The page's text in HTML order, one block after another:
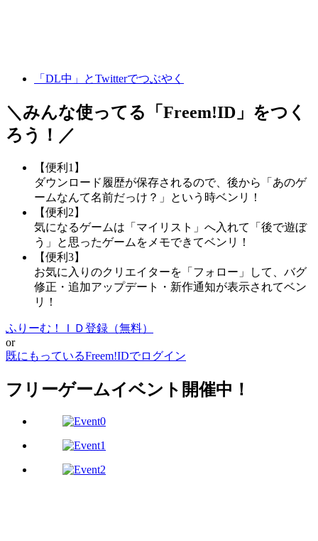
「DL中」とTwitterでつぶやく
＼みんな使ってる「 Freem!ID 」をつく
ろう！／
【便利1】
ダウンロード履歴が保存されるので、後から「あのゲ
ームなんて名前だっけ？」という時ベンリ！
【便利2】
気になるゲームは「マイリスト」へ入れて「後で遊ぼ
う」と思ったゲームをメモできてベンリ！
【便利3】
お気に入りのクリエイターを「フォロー」して、バグ
修正・追加アップデート・新作通知が表示されてベン
リ！
ふりーむ！ＩＤ登録（無料）
or
既にもっているFreem!IDでログイン
フリーゲームイベント開催中！